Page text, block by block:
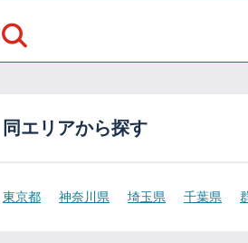
同エリアから探す
東京都 神奈川県 埼玉県 千葉県